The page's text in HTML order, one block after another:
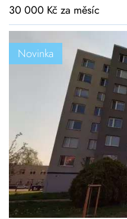
30 000 Kč za měsíc
Novinka